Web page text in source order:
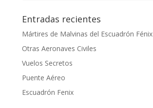
Entradas recientes
Mártires de Malvinas del Escuadrón Fénix
Otras Aeronaves Civiles
Vuelos Secretos
Puente Aéreo
Escuadrón Fenix